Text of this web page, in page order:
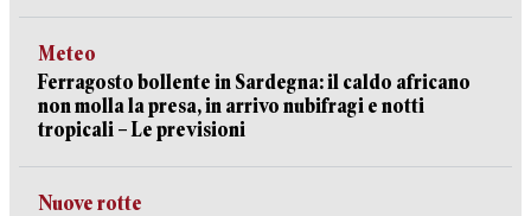
Meteo
Ferragosto bollente in Sardegna: il caldo africano
non molla la presa, in arrivo nubifragi e notti
tropicali – Le previsioni
Nuove rotte